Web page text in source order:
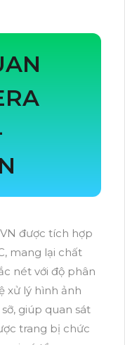
được tích hợp
mang lại chất
nét với độ phân
xử lý hình ảnh
giúp quan sát
trang bị chức